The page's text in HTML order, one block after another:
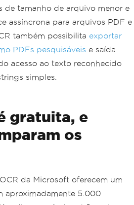
de tamanho de arquivo menor e
assíncrona para arquivos PDF e
também possibilita exportar
PDFs pesquisáveis e saída
acesso ao texto reconhecido
simples.
gratuita, e
os
da Microsoft oferecem um
aproximadamente 5.000